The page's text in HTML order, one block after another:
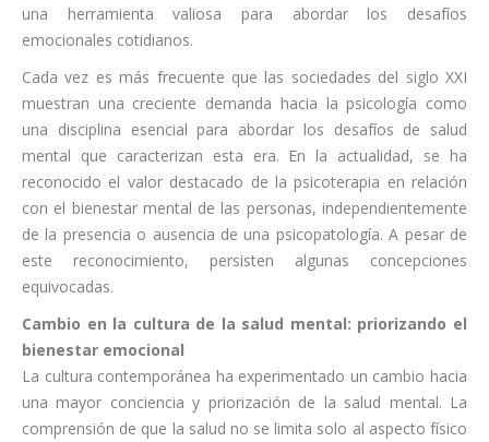
una herramienta valiosa para abordar los desafíos
emocionales cotidianos.
Cada vez es más frecuente que las sociedades del siglo XXI
muestran una creciente demanda hacia la psicología como
una disciplina esencial para abordar los desafíos de salud
mental que caracterizan esta era. En la actualidad, se ha
reconocido el valor destacado de la psicoterapia en relación
con el bienestar mental de las personas, independientemente
de la presencia o ausencia de una psicopatología. A pesar de
este reconocimiento, persisten algunas concepciones
equivocadas.
Cambio en la cultura de la salud mental: priorizando el
bienestar emocional
La cultura contemporánea ha experimentado un cambio hacia
una mayor conciencia y priorización de la salud mental. La
comprensión de que la salud no se limita solo al aspecto físico